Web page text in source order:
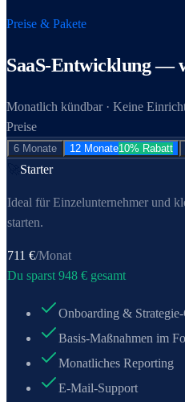
Preise & Pakete
SaaS-Entwicklung—
Monatlich kündbar · Keine
Preise
6 Monate 12 Monate10% Rabatt
Starter
Ideal für Einzel­unternehmer und
starten.
711 €/Monat
Du sparst 948 € gesamt
Onboarding &
Basis-Maßnahmen im
Monatliches Reporting
E-Mail-Support